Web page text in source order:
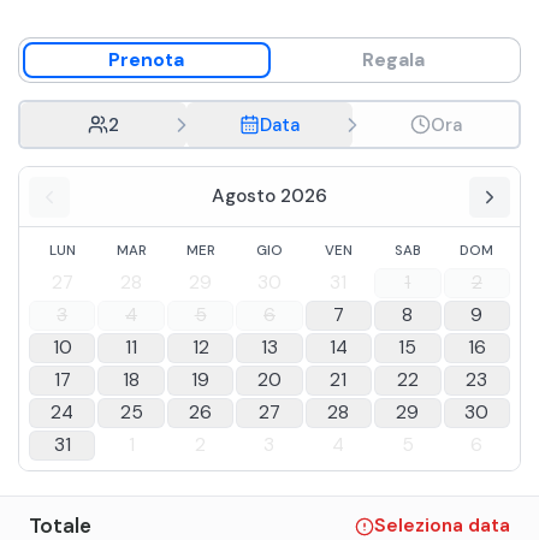
Prenota Regala
2 Data Ora
Agosto 2026
LUN MAR MER GIO VEN SAB DOM
27 28 29 30 31 1
2
3
4 5 6 7 8
9
10
11 12 13 14 15
16
17
18 19 20 21 22
23
24
25 26 27 28 29
30
31
1 2 3 4 5 6
Totale Seleziona data